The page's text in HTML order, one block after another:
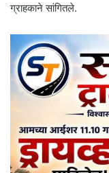
ग्राहकाने सांगितले.